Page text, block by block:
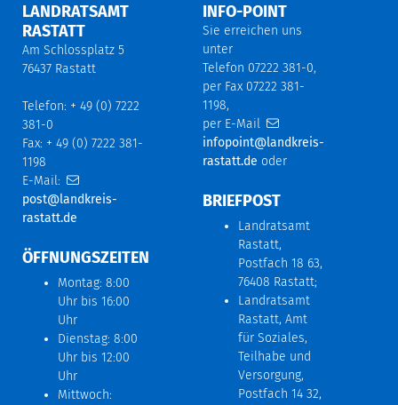
LANDRATSAMT
RASTATT
Am Schlossplatz 5
76437 Rastatt
Telefon: + 49 (0) 7222
381-0
Fax: + 49 (0) 7222 381-
1198
E-Mail:
post@landkreis-
rastatt.de
ÖFFNUNGSZEITEN
Montag: 8:00
Uhr bis 16:00
Uhr
Dienstag: 8:00
Uhr bis 12:00
Uhr
Mittwoch:
INFO-POINT
Sie erreichen uns
unter
Telefon 07222 381-0,
per Fax 07222 381-
1198,
per E-Mail
infopoint@landkreis-
rastatt.de oder
BRIEFPOST
Landratsamt
Rastatt,
Postfach 18 63,
76408 Rastatt;
Landratsamt
Rastatt, Amt
für Soziales,
Teilhabe und
Versorgung,
Postfach 14 32,